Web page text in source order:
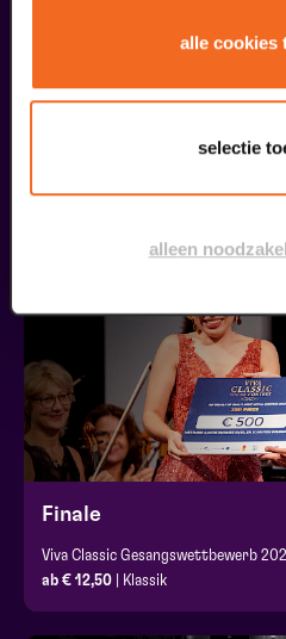
alle cookies
selectie
alleen
Finale
Viva Classic Gesangswettbewerb
ab € 12,50 | Klassik